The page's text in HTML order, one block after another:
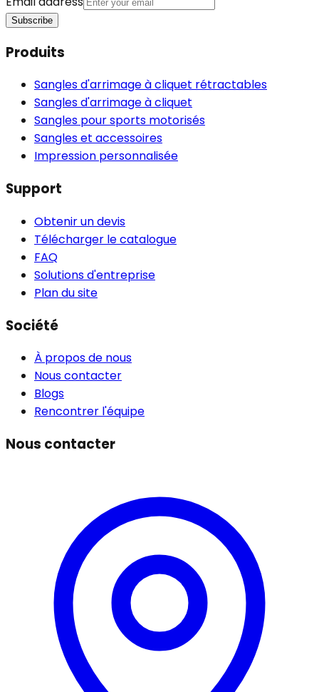
Subscribe
Produits
Sangles d'arrimage à cliquet rétractables
Sangles d'arrimage à cliquet
Sangles pour sports motorisés
Sangles et accessoires
Impression personnalisée
Support
Obtenir un devis
Télécharger le catalogue
FAQ
Solutions d'entreprise
Plan du site
Société
À propos de nous
Nous contacter
Blogs
Rencontrer l'équipe
Nous contacter